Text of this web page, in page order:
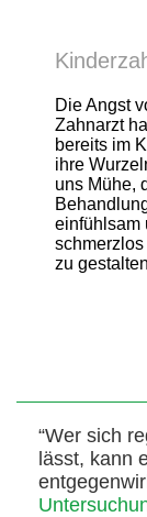
Die Angst
Zahnarzt
bereits im
ihre
uns Mühe,
einfühlsam
zu
“Wer sich
lässt, kann